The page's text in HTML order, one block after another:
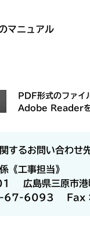
マニュアル
PDF形式のファ
Adobe Readerを
するお問い合わせ
《工事担当》
広島県三原市
67-6093